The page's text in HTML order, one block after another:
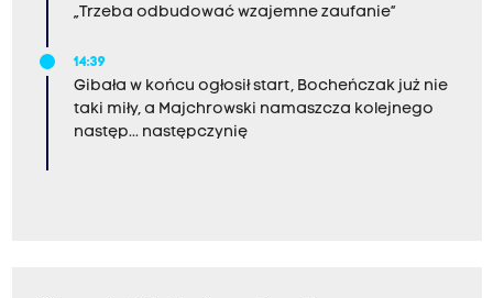
„Trzeba odbudować wzajemne zaufanie”
14:39
Gibała w końcu ogłosił start, Bocheńczak już nie
taki miły, a Majchrowski namaszcza kolejnego
następ... następczynię